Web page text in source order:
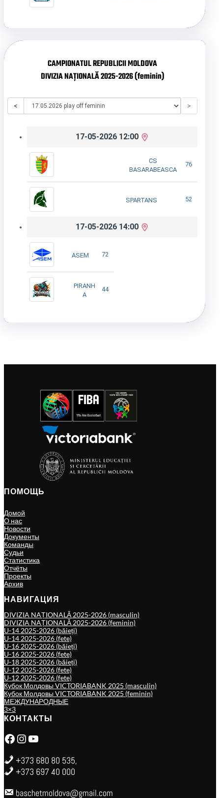
CAMPIONATUL REPUBLICII MOLDOVA
DIVIZIA NAȚIONALĂ 2025-2026 (feminin)
< >
17-05-2026 12:00
CS
BASARABEASCA
76
SPARTANS 52
17-05-2026 14:00
ASEM 72
PIRANH
A
44
ПОМОЩЬ
Домой
О нас
Новости
Документы
Команды
Судьи
Статистика
Отчёты
Проекты
Архив
НАВИГАЦИЯ
DIVIZIA NAȚIONALĂ 2025-2026 (masculin)
DIVIZIA NAȚIONALĂ 2025-2026 (feminin)
U-14 2025-2026 (băieți)
U-14 2025-2026 (fete)
U-16 2025-2026 (băieți)
U-16 2025-2026 (fete)
U-18 2025-2026 (băieți)
U-12 2025-2026 (fete)
U-12 2025-2026 (fete)
Кубок Молдовы VICTORIABANK 2025 (masculin)
Кубок Молдовы VICTORIABANK 2025 (feminin)
МЕЖДУНАРОДНЫЕ
3×3
КОНТАКТЫ
Facebook Instagram YouTube
+373 680 80 535,
+373 697 40 000
baschetmoldova@gmail.com